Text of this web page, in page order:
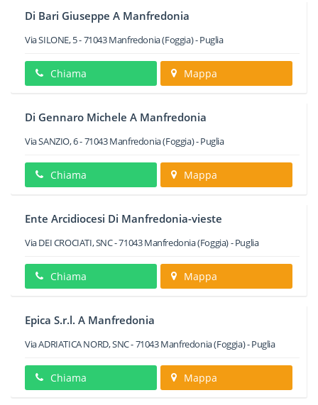
Di Bari Giuseppe A Manfredonia
Via SILONE, 5-71043Manfredonia(Foggia) -Puglia
Chiama Mappa
Di Gennaro Michele A Manfredonia
Via SANZIO, 6-71043Manfredonia(Foggia) -Puglia
Chiama Mappa
Ente Arcidiocesi Di Manfredonia-vieste
Via DEI CROCIATI, SNC-71043Manfredonia(Foggia) -Puglia
Chiama Mappa
Epica S.r.l. A Manfredonia
Via ADRIATICA NORD, SNC-71043Manfredonia(Foggia) -Puglia
Chiama Mappa